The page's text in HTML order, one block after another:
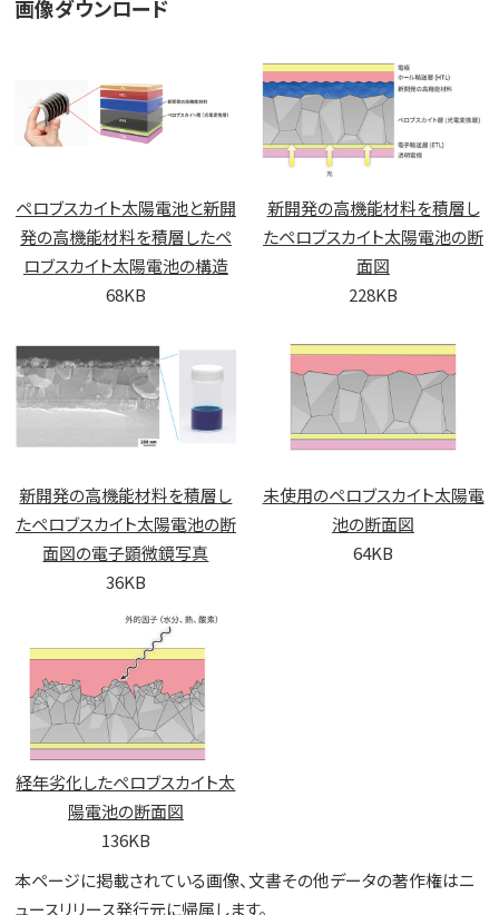
画像ダウンロード
ペロブスカイト太陽電池と新開
発の高機能材料を積層したペ
ロブスカイト太陽電池の構造
68KB
新開発の高機能材料を積層し
たペロブスカイト太陽電池の断
面図
228KB
新開発の高機能材料を積層し
たペロブスカイト太陽電池の断
面図の電子顕微鏡写真
36KB
未使用のペロブスカイト太陽電
池の断面図
64KB
経年劣化したペロブスカイト太
陽電池の断面図
136KB
本ページに掲載されている画像、文書その他データの著作権はニ
ュースリリース発行元に帰属します。